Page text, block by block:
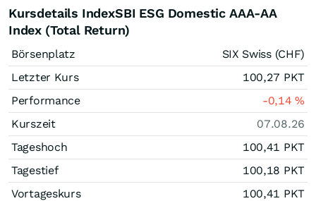
Kursdetails IndexSBI ESG Domestic AAA-AA
Index (Total Return)
Börsenplatz
SIX Swiss (CHF)
Letzter Kurs
100,27 PKT
Performance
-0,14%
Kurszeit
07.08.26
Tageshoch
100,41 PKT
Tagestief
100,18 PKT
Vortageskurs
100,41 PKT